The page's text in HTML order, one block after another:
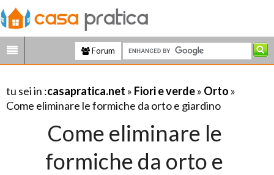
Forum
tu sei in :casapratica.net » Fiori e verde» Orto »
Come eliminare le formiche da orto e giardino
Come eliminare le
formiche da orto e